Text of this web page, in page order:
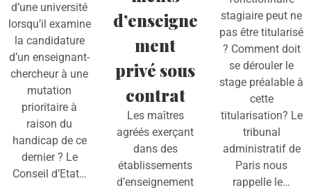
d’une université
lorsqu’il examine
la candidature
d’un enseignant-
chercheur à une
mutation
prioritaire à
raison du
handicap de ce
dernier ? Le
Conseil d’Etat…
d’enseigne
ment
privé sous
contrat
Les maîtres
agréés exerçant
dans des
établissements
d’enseignement
stagiaire peut ne
pas être titularisé
? Comment doit
se dérouler le
stage préalable à
cette
titularisation? Le
tribunal
administratif de
Paris nous
rappelle le…